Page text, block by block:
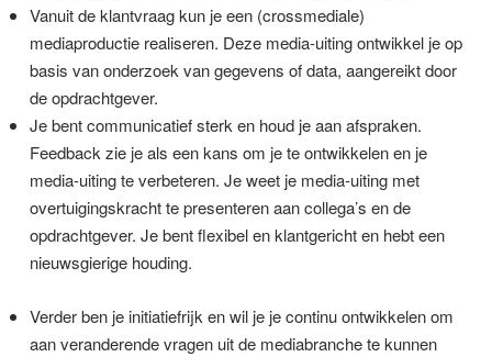
Vanuit de klantvraag kun je een (crossmediale)
mediaproductie realiseren. Deze media-uiting ontwikkel je op
basis van onderzoek van gegevens of data, aangereikt door
de opdrachtgever.
Je bent communicatief sterk en houd je aan afspraken.
Feedback zie je als een kans om je te ontwikkelen en je
media-uiting te verbeteren. Je weet je media-uiting met
overtuigingskracht te presenteren aan collega’s en de
opdrachtgever. Je bent flexibel en klantgericht en hebt een
nieuwsgierige houding.
Verder ben je initiatiefrijk en wil je je continu ontwikkelen om
aan veranderende vragen uit de mediabranche te kunnen